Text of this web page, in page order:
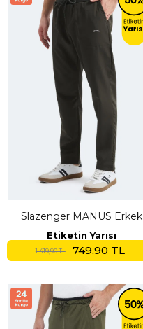
Slazenger MANUS Erkek
Cepli Haki Eşofman Altı
Etiketin Yarısı
1.419,90 TL 749,90 TL